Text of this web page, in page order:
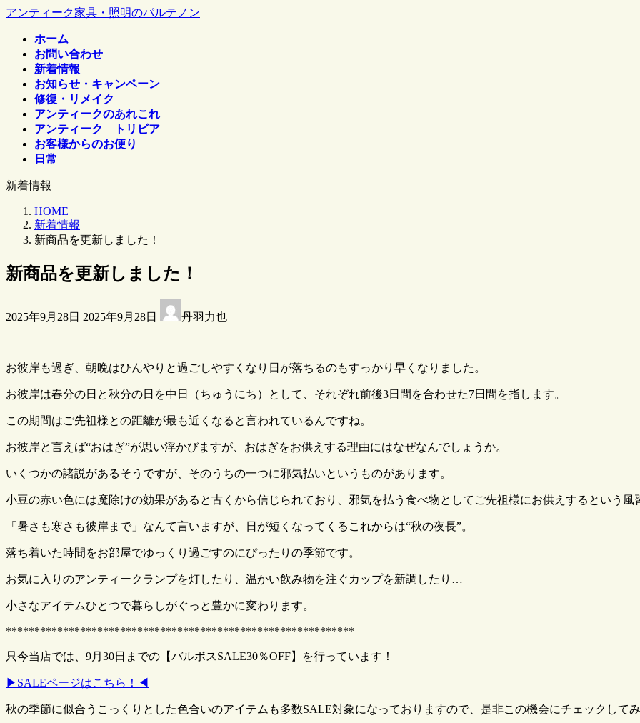
コ
ナ
アンティーク家具・照明のパルテノン
ホーム
お問い合わせ
新着情報
お知らせ・キャンペーン
修復・リメイク
アンティークのあれこれ
アンティーク トリビア
お客様からのお便り
日常
新着情報
HOME
新着情報
新商品を更新しました！
新商品を更新しました！
2025年9月28日 終
日
:
2025年9月28日 丹羽力也
お彼岸も過ぎ、朝晩はひんやりと過ごしやすくなり日が落ちるのもすっかり早くなりました。
お彼岸は春分の日と秋分の日を中日（ちゅうにち）として、それぞれ前後3日間を合わせた7日間を指します。
この期間はご先祖様との距離が最も近くなると言われているんですね。
お彼岸と言えば“おはぎ”が思い浮かびますが、おはぎをお供えする理由にはなぜなんでしょうか。
いくつかの諸説があるそうですが、そのうちの一つに邪気払いというものがあります。
小豆の赤い色には魔除けの効果があると古くから信じられており、邪気を払う食べ物としてご先祖様にお供えするという風
「暑さも寒さも彼岸まで」なんて言いますが、日が短くなってくるこれからは“秋の夜長”。
落ち着いた時間をお部屋でゆっくり過ごすのにぴったりの季節です。
お気に入りのアンティークランプを灯したり、温かい飲み物を注ぐカップを新調したり…
小さなアイテムひとつで暮らしがぐっと豊かに変わります。
*************************************************************
只今当店では、9月30日までの【バルボスSALE30％OFF】を行っています！
▶SALEページはこちら！◀
秋の季節に似合うこっくりとした色合いのアイテムも多数SALE対象になっておりますので、是非この機会にチェックしてみ